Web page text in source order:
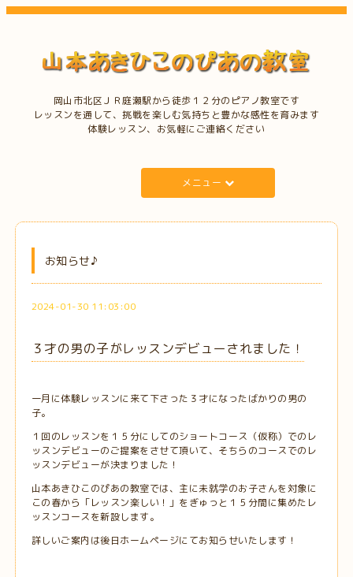
岡山市北区ＪＲ庭瀬駅から徒歩１２分のピアノ教室です
レッスンを通して、挑戦を楽しむ気持ちと豊かな感性を育みます
体験レッスン、お気軽にご連絡ください
メニュー
お知らせ♪
2024-01-30 11:03:00
３才の男の子がレッスンデビューされました！
一月に体験レッスンに来て下さった３才になったばかりの男の
子。
１回のレッスンを１５分にしてのショートコース（仮称）でのレ
ッスンデビューのご提案をさせて頂いて、そちらのコースでのレ
ッスンデビューが決まりました！
山本あきひこのぴあの教室では、主に未就学のお子さんを対象に
この春から「レッスン楽しい！」をぎゅっと１５分間に集めたレ
ッスンコースを新設します。
詳しいご案内は後日ホームページにてお知らせいたします！